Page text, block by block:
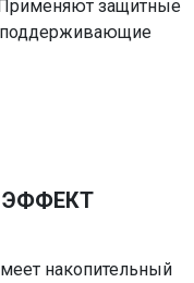
защитные
накопительный